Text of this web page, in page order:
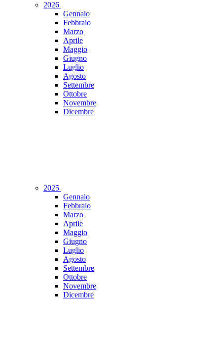
2026
Gennaio
Febbraio
Marzo
Aprile
Maggio
Giugno
Luglio
Agosto
Settembre
Ottobre
Novembre
Dicembre
2025
Gennaio
Febbraio
Marzo
Aprile
Maggio
Giugno
Luglio
Agosto
Settembre
Ottobre
Novembre
Dicembre